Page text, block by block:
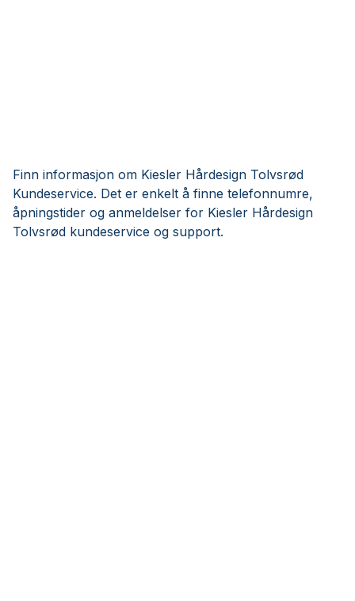
Finn informasjon om Kiesler Hårdesign Tolvsrød
Kundeservice. Det er enkelt å finne telefonnumre,
åpningstider og anmeldelser for Kiesler Hårdesign
Tolvsrød kundeservice og support.